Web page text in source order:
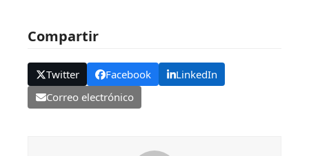
Compartir
Twitter Facebook
LinkedIn
Correo electrónico